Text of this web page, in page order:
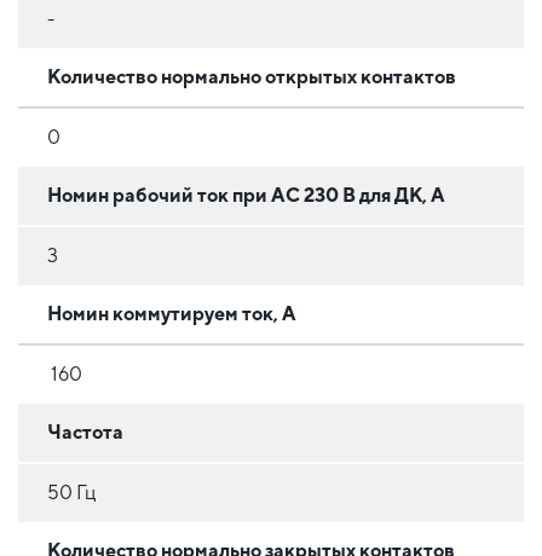
-
Количество нормально открытых контактов
0
Номин рабочий ток при AC 230 В для ДК, А
3
Номин коммутируем ток, А
160
Частота
50 Гц
Количество нормально закрытых контактов